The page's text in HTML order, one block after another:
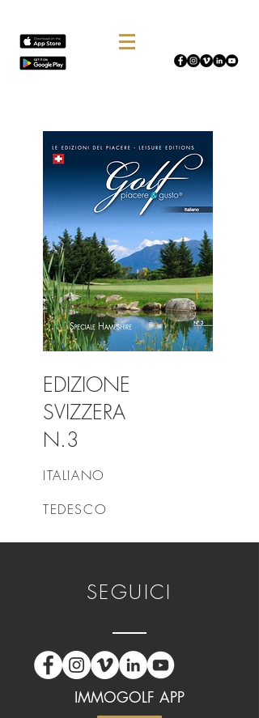
EDIZIONE
SVIZZERA
N.3
ITALIANO
TEDESCO
SEGUICI
IMMOGOLF APP